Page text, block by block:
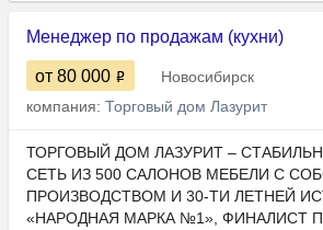
Менеджер по продажам (кухни)
от 80 000
Новосибирск
компания: Торговый дом Лазурит
ТОРГОВЫЙ ДОМ ЛАЗУРИТ –
СЕТЬ ИЗ 500 САЛОНОВ МЕБЕЛИ С
ПРОИЗВОДСТВОМ И 30-ТИ ЛЕТНЕЙ
«НАРОДНАЯ МАРКА №1», ФИНАЛИСТ